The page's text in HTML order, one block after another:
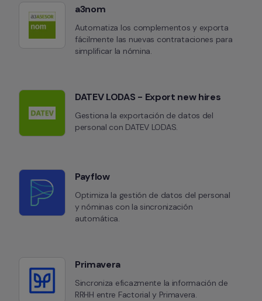
a3nom
Automatiza los complementos y exporta
fácilmente las nuevas contrataciones para
simplificar la nómina.
DATEV LODAS - Export new hires
Gestiona la exportación de datos del
personal con DATEV LODAS.
Payflow
Optimiza la gestión de datos del personal
y nóminas con la sincronización
automática.
Primavera
Sincroniza eficazmente la información de
RRHH entre Factorial y Primavera.